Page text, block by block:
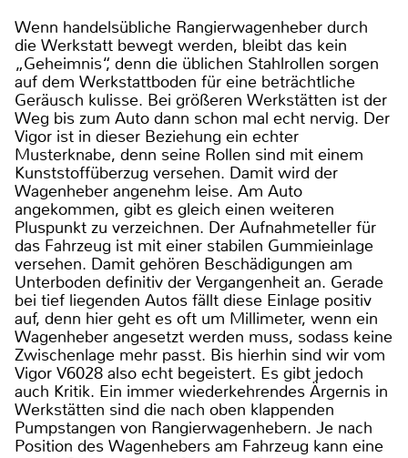
Wenn handelsübliche Rangierwagenheber durch
die Werkstatt bewegt werden, bleibt das kein
„Geheimnis“, denn die üblichen Stahlrollen sorgen
auf dem Werkstattboden für eine beträchtliche
Geräusch kulisse. Bei größeren Werkstätten ist der
Weg bis zum Auto dann schon mal echt nervig. Der
Vigor ist in dieser Beziehung ein echter
Musterknabe, denn seine Rollen sind mit einem
Kunststoffüberzug versehen. Damit wird der
Wagenheber angenehm leise. Am Auto
angekommen, gibt es gleich einen weiteren
Pluspunkt zu verzeichnen. Der Aufnahmeteller für
das Fahrzeug ist mit einer stabilen Gummieinlage
versehen. Damit gehören Beschädigungen am
Unterboden definitiv der Vergangenheit an. Gerade
bei tief liegenden Autos fällt diese Einlage positiv
auf, denn hier geht es oft um Millimeter, wenn ein
Wagenheber angesetzt werden muss, sodass keine
Zwischenlage mehr passt. Bis hierhin sind wir vom
Vigor V6028 also echt begeistert. Es gibt jedoch
auch Kritik. Ein immer wiederkehrendes Ärgernis in
Werkstätten sind die nach oben klappenden
Pumpstangen von Rangierwagenhebern. Je nach
Position des Wagenhebers am Fahrzeug kann eine